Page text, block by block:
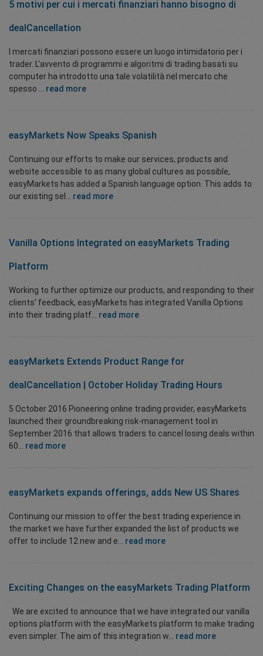
5 motivi per cui i mercati finanziari hanno bisogno di
dealCancellation
I mercati finanziari possono essere un luogo intimidatorio per i
trader. L'avvento di programmi e algoritmi di trading basati su
computer ha introdotto una tale volatilità nel mercato che
spesso ... read more
easyMarkets Now Speaks Spanish
Continuing our efforts to make our services, products and
website accessible to as many global cultures as possible,
easyMarkets has added a Spanish language option. This adds to
our existing sel... read more
Vanilla Options Integrated on easyMarkets Trading
Platform
Working to further optimize our products, and responding to their
clients’ feedback, easyMarkets has integrated Vanilla Options
into their trading platf... read more
easyMarkets Extends Product Range for
dealCancellation | October Holiday Trading Hours
5 October 2016 Pioneering online trading provider, easyMarkets
launched their groundbreaking risk-management tool in
September 2016 that allows traders to cancel losing deals within
60... read more
easyMarkets expands offerings, adds New US Shares
Continuing our mission to offer the best trading experience in
the market we have further expanded the list of products we
offer to include 12 new and e... read more
Exciting Changes on the easyMarkets Trading Platform
We are excited to announce that we have integrated our vanilla
options platform with the easyMarkets platform to make trading
even simpler. The aim of this integration w... read more